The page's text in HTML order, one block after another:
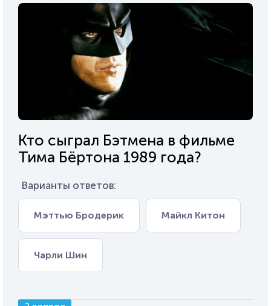
Кто сыграл Бэтмена в фильме
Тима Бёртона 1989 года?
Варианты ответов:
Мэттью Бродерик Майкл Китон
Чарли Шин